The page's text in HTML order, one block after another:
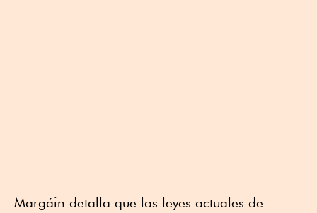
Margáin detalla que las leyes actuales de